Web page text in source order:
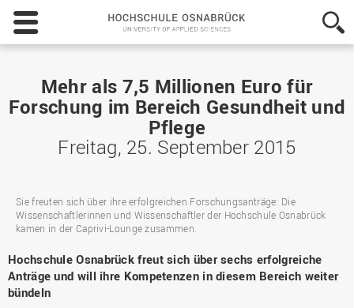
Hochschule
Osnabrück
-
Applied
Sciences
Mehr als 7,5 Millionen Euro für
Forschung im Bereich Gesundheit und
Pflege
Freitag, 25. September 2015
Sie freuten sich über ihre erfolgreichen Forschungsanträge: Die
Wissenschaftlerinnen und Wissenschaftler der Hochschule Osnabrück
kamen in der Caprivi-Lounge zusammen.
Hochschule Osnabrück freut sich über sechs erfolgreiche
Anträge und will ihre Kompetenzen in diesem Bereich weiter
bündeln